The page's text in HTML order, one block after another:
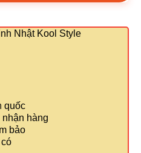
Nhật Kool Style
quốc
nhận hàng
bảo